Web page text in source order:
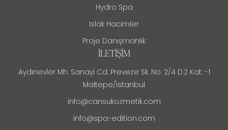
Hydro Spa
Islak Hacimler
Proje Danışmanlık
İLETIŞIM
Aydınevler Mh. Sanayi Cd. Preveze Sk. No: 2/4 D.2 Kat: -1
Maltepe/istanbul
info@cansukozmetik.com
info@spa-edition.com